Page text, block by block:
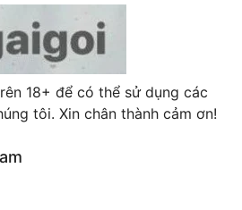
Đà Lạtmang lại nhiều lợi ích
biệt là những ai muốn trải
cao cấp, an toàn và riêng tư.
do rõ ràng để bạn cân nhắc:
kỹ lưỡng, đảm bảo đủ tiêu
thái độ, kỹ năng phục vụ để
tốt nhất cho khách hàng.
18+ để có thể sử dụng các
tôi. Xin chân thành cảm ơn!